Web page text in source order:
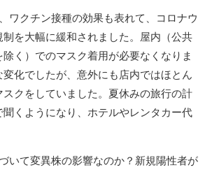
ワクチン接種の効果も表れて、コロナウ
を大幅に緩和されました。屋内（公共
く）でのマスク着用が必要なくなりま
変化でしたが、意外にも店内ではほとん
スクをしていました。夏休みの旅行の計
くようになり、ホテルやレンタカー代
いて変異株の影響なのか？新規陽性者が